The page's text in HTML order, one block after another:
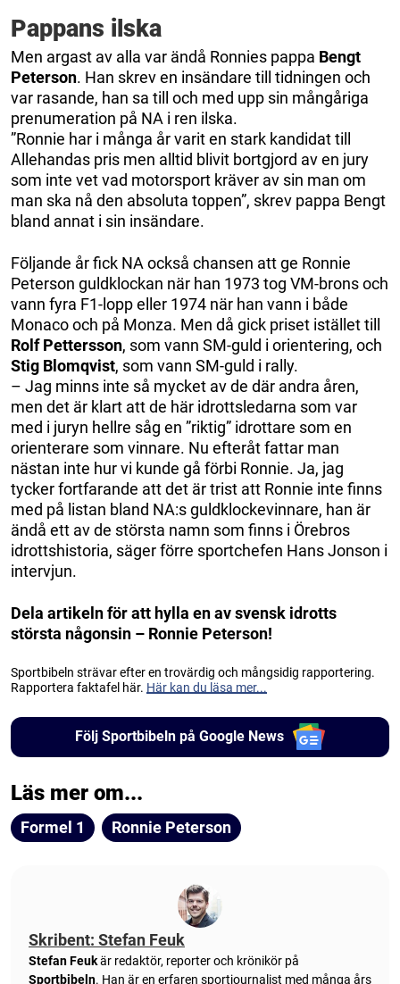
Pappans ilska
Men argast av alla var ändå Ronnies pappa Bengt
Peterson. Han skrev en insändare till tidningen och
var rasande, han sa till och med upp sin mångåriga
prenumeration på NA i ren ilska.
”Ronnie har i många år varit en stark kandidat till
Allehandas pris men alltid blivit bortgjord av en jury
som inte vet vad motorsport kräver av sin man om
man ska nå den absoluta toppen”, skrev pappa Bengt
bland annat i sin insändare.
Följande år fick NA också chansen att ge Ronnie
Peterson guldklockan när han 1973 tog VM-brons och
vann fyra F1-lopp eller 1974 när han vann i både
Monaco och på Monza. Men då gick priset istället till
Rolf Pettersson, som vann SM-guld i orientering, och
Stig Blomqvist, som vann SM-guld i rally.
– Jag minns inte så mycket av de där andra åren,
men det är klart att de här idrottsledarna som var
med i juryn hellre såg en ”riktig” idrottare som en
orienterare som vinnare. Nu efteråt fattar man
nästan inte hur vi kunde gå förbi Ronnie. Ja, jag
tycker fortfarande att det är trist att Ronnie inte finns
med på listan bland NA:s guldklockevinnare, han är
ändå ett av de största namn som finns i Örebros
idrottshistoria, säger förre sportchefen Hans Jonson i
intervjun.
Dela artikeln för att hylla en av svensk idrotts
största någonsin – Ronnie Peterson!
Sportbibeln strävar efter en trovärdig och mångsidig rapportering.
Rapportera faktafel här. Här kan du läsa mer...
Följ Sportbibeln på Google News
Läs mer om...
Formel 1 Ronnie Peterson
Skribent: Stefan Feuk
Stefan Feukär redaktör, reporter och krönikör på
Sportbibeln. Han är en erfaren sportjournalist med många års